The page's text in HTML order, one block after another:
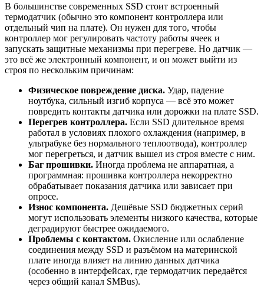
В большинстве современных SSD стоит встроенный
термодатчик (обычно это компонент контроллера или
отдельный чип на плате). Он нужен для того, чтобы
контроллер мог регулировать частоту работы ячеек и
запускать защитные механизмы при перегреве. Но датчик —
это всё же электронный компонент, и он может выйти из
строя по нескольким причинам:
Физическое повреждение диска. Удар, падение
ноутбука, сильный изгиб корпуса — всё это может
повредить контакты датчика или дорожки на плате SSD.
Перегрев контроллера. Если SSD длительное время
работал в условиях плохого охлаждения (например, в
ультрабуке без нормального теплоотвода), контроллер
мог перегреться, и датчик вышел из строя вместе с ним.
Баг прошивки. Иногда проблема не аппаратная, а
программная: прошивка контроллера некорректно
обрабатывает показания датчика или зависает при
опросе.
Износ компонента. Дешёвые SSD бюджетных серий
могут использовать элементы низкого качества, которые
деградируют быстрее ожидаемого.
Проблемы с контактом. Окисление или ослабление
соединения между SSD и разъёмом на материнской
плате иногда влияет на линию данных датчика
(особенно в интерфейсах, где термодатчик передаётся
через общий канал SMBus).